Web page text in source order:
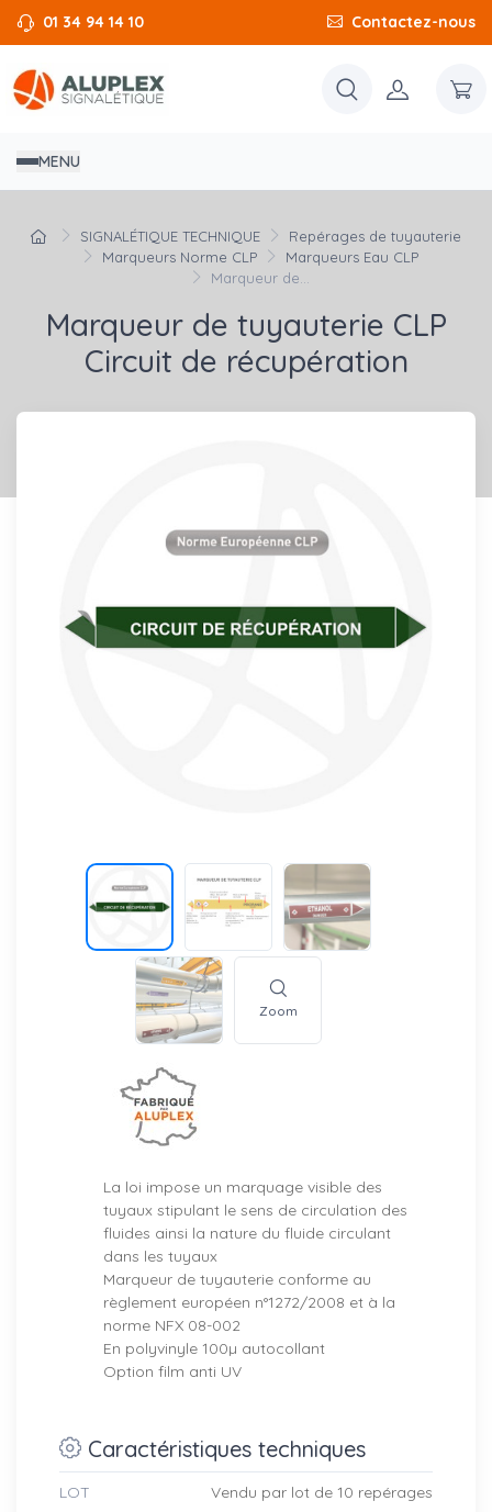
01 34 94 14 10 Contactez-nous
MENU
SIGNALÉTIQUE TECHNIQUE
Repérages de tuyauterie
Marqueurs Norme CLP
Marqueurs Eau CLP
Marqueur de...
Marqueur de tuyauterie CLP
Circuit de récupération
Zoom
La loi impose un marquage visible des
tuyaux stipulant le sens de circulation des
fluides ainsi la nature du fluide circulant
dans les tuyaux
Marqueur de tuyauterie conforme au
règlement européen n°1272/2008 et à la
norme NFX 08-002
En polyvinyle 100µ autocollant
Option film anti UV
Caractéristiques techniques
LOT Vendu par lot de 10 repérages